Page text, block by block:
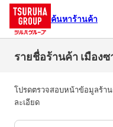
ค้นหาร้านค้า
รายชื่อร้านค้า เมืองซ
โปรดตรวจสอบหน้าข้อมูลร้า
ละเอียด